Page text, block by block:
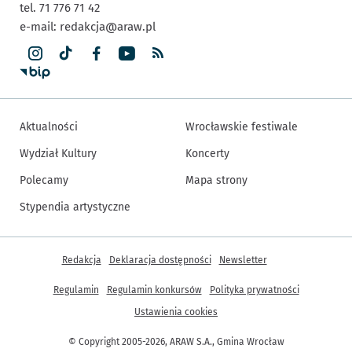
tel. 71 776 71 42
e-mail: redakcja@araw.pl
Aktualności
Wydział Kultury
Polecamy
Stypendia artystyczne
Wrocławskie festiwale
Koncerty
Mapa strony
© Copyright 2005-2026, ARAW S.A., Gmina Wrocław
Inne informacje
Redakcja Deklaracja dostępności Newsletter
Regulamin Regulamin konkursów
Polityka prywatności
Ustawienia cookies